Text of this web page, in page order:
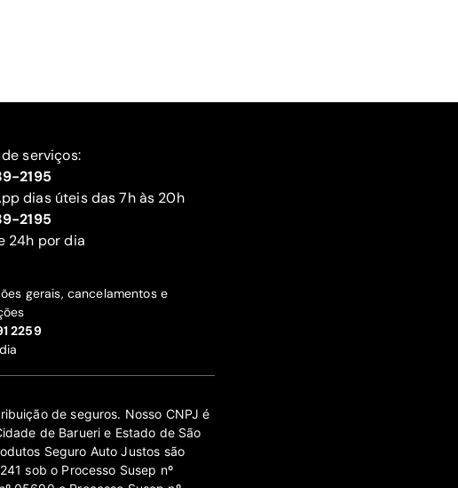
serviços:
2195
dias úteis das 7h às 20h
2195
24h por dia
gerais, cancelamentos e
2259
de seguros. Nosso CNPJ é
de Barueri e Estado de São
Seguro Auto Justos são
sob o Processo Susep nº